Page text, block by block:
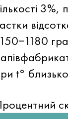
t°